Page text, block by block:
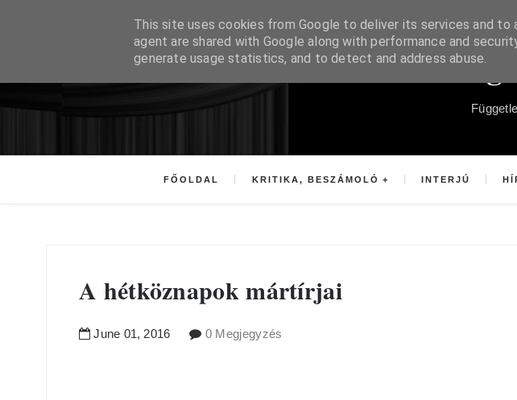
FŐOLDAL KRITIKA, BESZÁMOLÓ INTERJÚ
A hétköznapok mártírjai
June 01, 2016 0 Megjegyzés
This site uses cookies from Google to deliver its services and to
agent are shared with Google along with performance and
generate usage statistics, and to detect and address abuse.